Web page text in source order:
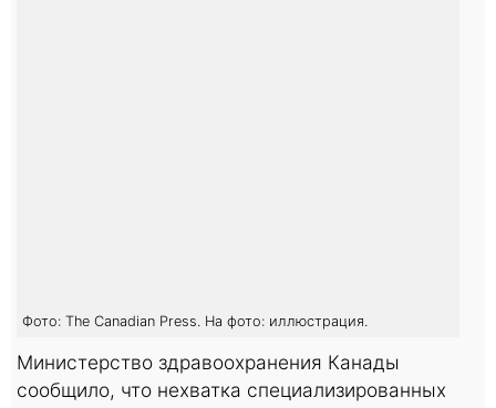
Фото: The Canadian Press. На фото: иллюстрация.
Министерство здравоохранения Канады
сообщило, что нехватка специализированных